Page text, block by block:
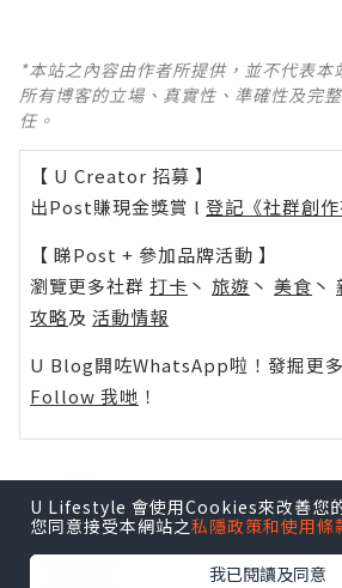
*本站之內容由作者所提供，並不代表
所有博客的立場、真實性、準確性及完
任。
【 U Creator 招募 】
出Post賺現金獎賞 l 登記《社群創作
【 睇Post + 參加品牌活動 】
瀏覽更多社群 打卡 丶 旅遊 丶 美食 丶
攻略及 活動情報
U Blog開咗WhatsApp啦！發掘更多
Follow 我哋 ！
0個讚好
U Lifestyle 會使用Cookies來改善您
您同意接受本網站之私隱政策和使用條
我已閱讀及同意